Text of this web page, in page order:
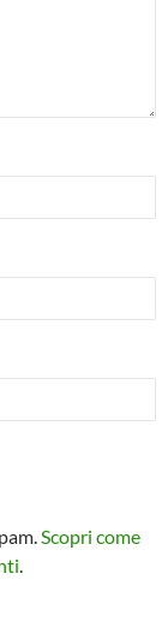
Scopri come